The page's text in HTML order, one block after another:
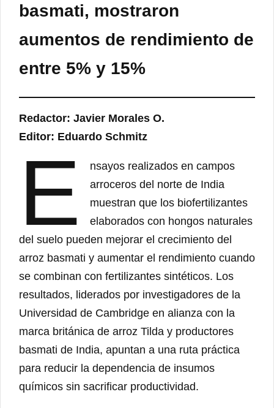
basmati, mostraron
aumentos de rendimiento de
entre 5% y 15%
Redactor: Javier Morales O.
Editor: Eduardo Schmitz
E
nsayos realizados en campos
arroceros del norte de India
muestran que los biofertilizantes
elaborados con hongos naturales
del suelo pueden mejorar el crecimiento del
arroz basmati y aumentar el rendimiento cuando
se combinan con fertilizantes sintéticos. Los
resultados, liderados por investigadores de la
Universidad de Cambridge en alianza con la
marca británica de arroz Tilda y productores
basmati de India, apuntan a una ruta práctica
para reducir la dependencia de insumos
químicos sin sacrificar productividad.